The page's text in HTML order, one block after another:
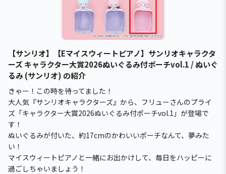
【サンリオ】【Eマイスウィートピアノ】サンリオキャラクタ
ーズ キャラクター大賞2026ぬいぐるみ付ポーチvol.1 / ぬいぐ
るみ (サンリオ) の紹介
きゃー！この時を待ってました！
大人気『サンリオキャラクターズ』から、フリューさんのプライ
ズ「キャラクター大賞2026ぬいぐるみ付ポーチvol.1」が登場で
す！
ぬいぐるみが付いた、約17cmのかわいいポーチなんて、夢みた
い！
マイスウィートピアノと一緒にお出かけして、毎日をハッピーに
過ごしちゃいましょう！